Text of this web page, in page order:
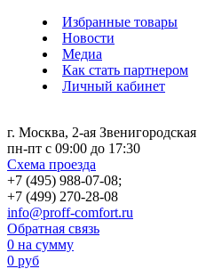
Избранные товары
Новости
Медиа
Как стать партнером
Личный кабинет
г. Москва, 2-ая
пн-пт с 09:00 до 17:30
Схема проезда
+7 (495) 988-07-08;
+7 (499) 270-28-08
info@proff-comfort.ru
Обратная связь
0 на сумму
0 руб